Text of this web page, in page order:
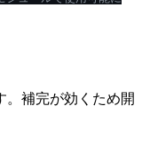
。補完が効くため開